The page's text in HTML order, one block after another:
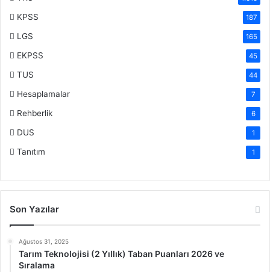
KPSS 187
LGS 165
EKPSS 45
TUS 44
Hesaplamalar 7
Rehberlik 6
DUS 1
Tanıtım 1
Son Yazılar
Ağustos 31, 2025
Tarım Teknolojisi (2 Yıllık) Taban Puanları 2026 ve
Sıralama